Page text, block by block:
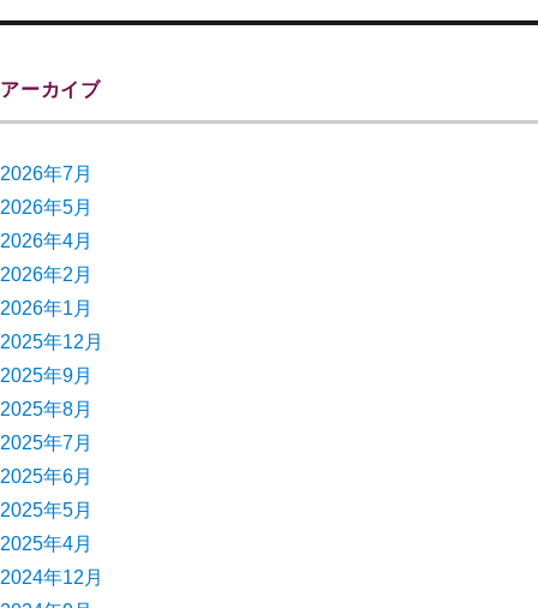
アーカイブ
2026年7月
2026年5月
2026年4月
2026年2月
2026年1月
2025年12月
2025年9月
2025年8月
2025年7月
2025年6月
2025年5月
2025年4月
2024年12月